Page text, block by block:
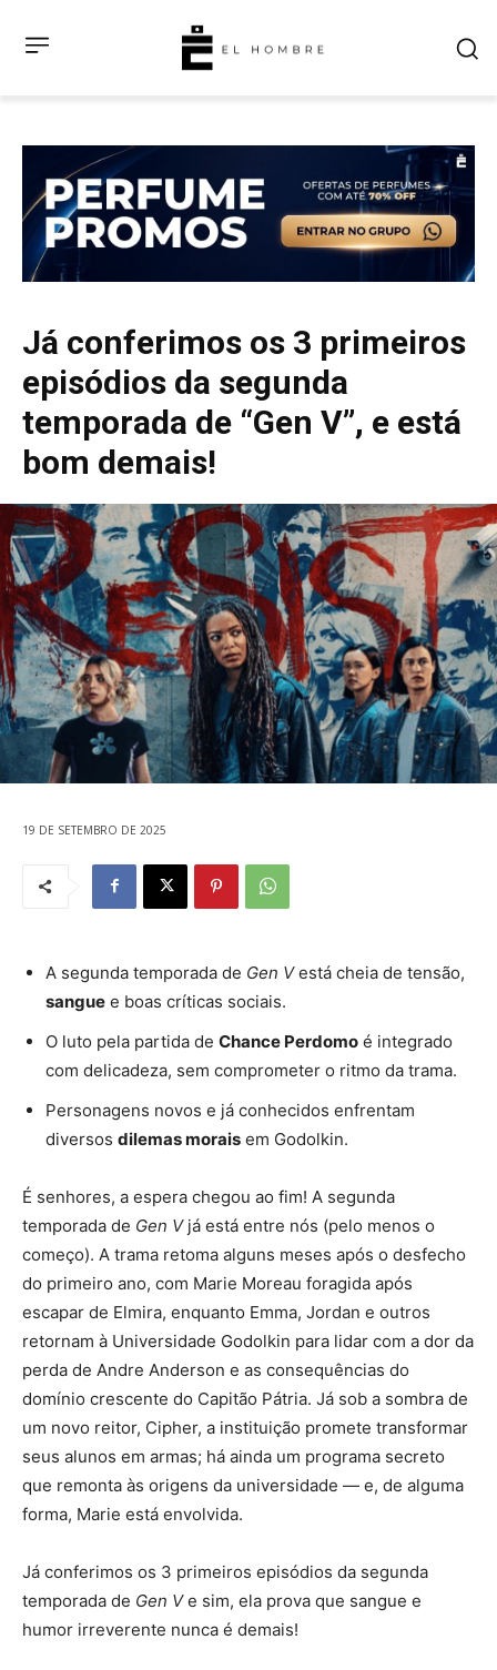
Já conferimos os 3 primeiros
episódios da segunda
temporada de “Gen V”, e está
bom demais!
19 DE SETEMBRO DE 2025
A segunda temporada de Gen Vestá cheia de tensão,
sangue e boas críticas sociais.
O luto pela partida de Chance Perdomo é integrado
com delicadeza, sem comprometer o ritmo da trama.
Personagens novos e já conhecidos enfrentam
diversos dilemas morais em Godolkin.
É senhores, a espera chegou ao fim! A segunda
temporada de Gen Vjá está entre nós (pelo menos o
começo). A trama retoma alguns meses após o desfecho
do primeiro ano, com Marie Moreau foragida após
escapar de Elmira, enquanto Emma, Jordan e outros
retornam à Universidade Godolkin para lidar com a dor da
perda de Andre Anderson e as consequências do
domínio crescente do Capitão Pátria. Já sob a sombra de
um novo reitor, Cipher, a instituição promete transformar
seus alunos em armas; há ainda um programa secreto
que remonta às origens da universidade — e, de alguma
forma, Marie está envolvida.
Já conferimos os 3 primeiros episódios da segunda
temporada de Gen Ve sim, ela prova que sangue e
humor irreverente nunca é demais!